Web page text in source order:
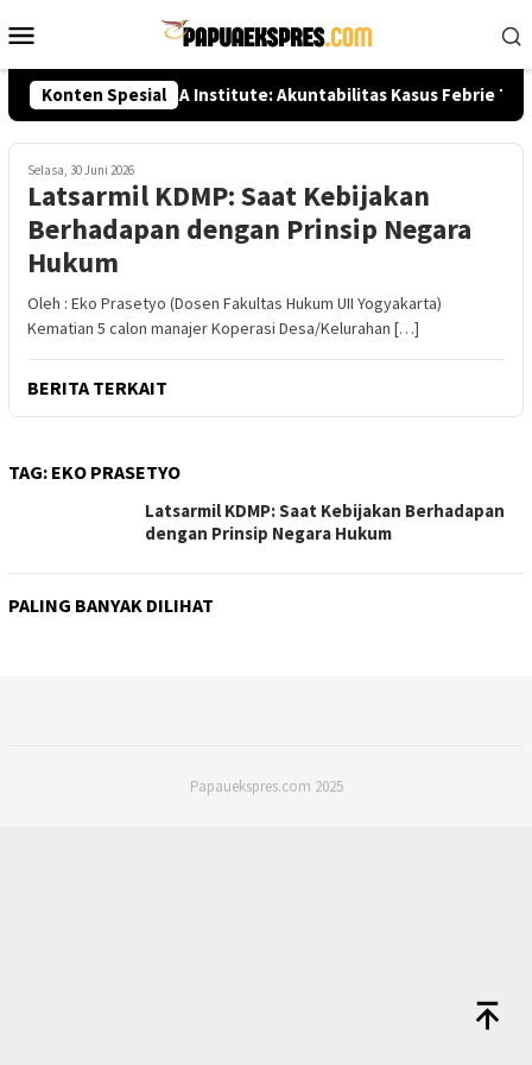
ke
Mobile
Konten SpesialSETARA Institute: Akuntabilitas Kasus Febrie
Selasa, 30 Juni 2026
Latsarmil KDMP: Saat Kebijakan
Berhadapan dengan Prinsip Negara
Hukum
Oleh : Eko Prasetyo (Dosen Fakultas Hukum UII Yogyakarta)
Kematian 5 calon manajer Koperasi Desa/Kelurahan […]
BERITA TERKAIT
TAG: EKO PRASETYO
Latsarmil KDMP: Saat Kebijakan Berhadapan
dengan Prinsip Negara Hukum
PALING BANYAK DILIHAT
Papauekspres.com 2025